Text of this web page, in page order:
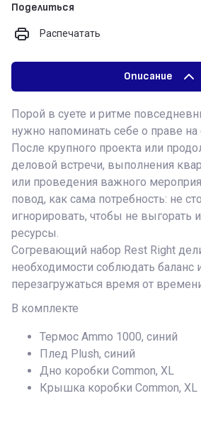
Поделиться
Распечатать
Описание
Порой в суете и ритме
нужно напоминать себе о праве на
После крупного проекта или
деловой встречи, выполнения
или проведения важного
повод, как сама потребность: не
игнорировать, чтобы не выгорать
ресурсы.
Согревающий набор Rest Right
необходимости соблюдать баланс
перезагружаться время от
В комплекте
Термос Ammo 1000, синий
Плед Plush, синий
Дно коробки Common, XL
Крышка коробки Common, XL